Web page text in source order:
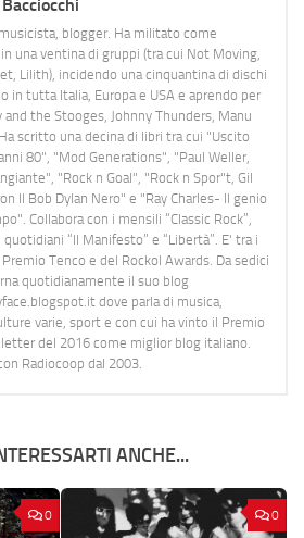
blogger. Ha militato come
una ventina di gruppi (tra cui Not Moving,
Lilith), incidendo una cinquantina di dischi
in tutta Italia, Europa e USA e aprendo per
and the Stooges, Johnny Thunders, Manu
scritto una decina di libri tra cui "Uscito
80", "Mod Generations", "Paul Weller,
"Rock n Goal", "Rock n Spor"t, Gil
Il Bob Dylan Nero" e "Ray Charles- Il genio
Collabora con i mensili “Classic Rock”,
“Il Manifesto” e “Libertà”. E' tra i
Tenco e del Rockol Awards. Da sedici
quotidianamente il suo blog
dove parla di musica,
varie, sport e con cui ha vinto il Premio
del 2016 come miglior blog italiano.
Radiocoop dal 2003.
ANCHE...
0 0